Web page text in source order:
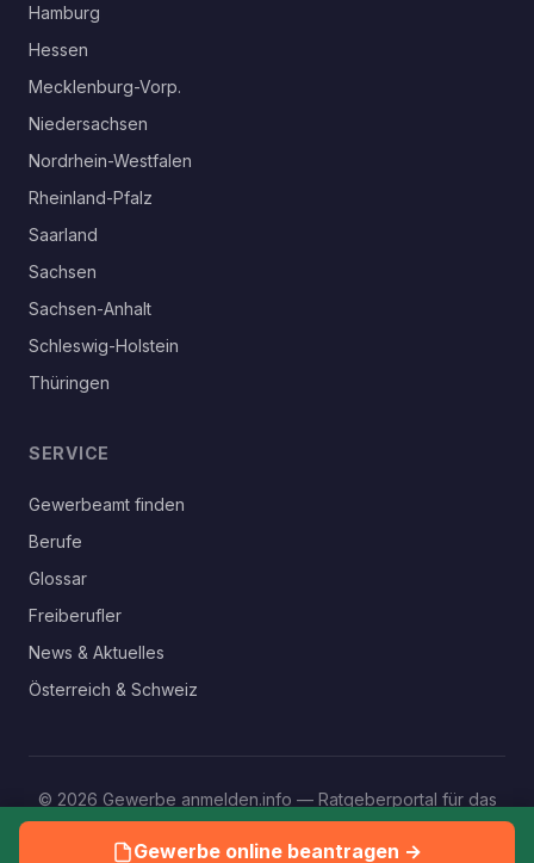
Hamburg
Hessen
Mecklenburg-Vorp.
Niedersachsen
Nordrhein-Westfalen
Rheinland-Pfalz
Saarland
Sachsen
Sachsen-Anhalt
Schleswig-Holstein
Thüringen
SERVICE
Gewerbeamt finden
Berufe
Glossar
Freiberufler
News & Aktuelles
Österreich & Schweiz
© 2026 Gewerbe anmelden.info — Ratgeberportal für das
eigene Gewerbe
ImpressumDatenschutz
Gewerbe online beantragen →